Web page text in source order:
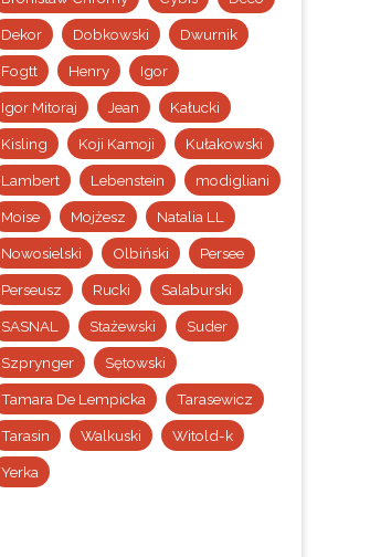
Dekor Dobkowski Dwurnik
Fogtt Henry Igor
Igor Mitoraj Jean Kałucki
Kisling Koji Kamoji Kułakowski
Lambert Lebenstein modigliani
Moise Mojżesz Natalia LL
Nowosielski Olbiński Persee
Perseusz Rucki Salaburski
SASNAL Stażewski Suder
Szprynger Sętowski
Tamara De Lempicka Tarasewicz
Tarasin Walkuski Witold-k
Yerka